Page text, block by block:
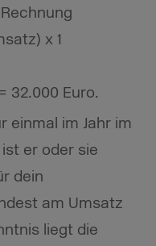
x 1
32.000 Euro.
einmal im Jahr im
er oder sie
dein
am Umsatz
liegt die